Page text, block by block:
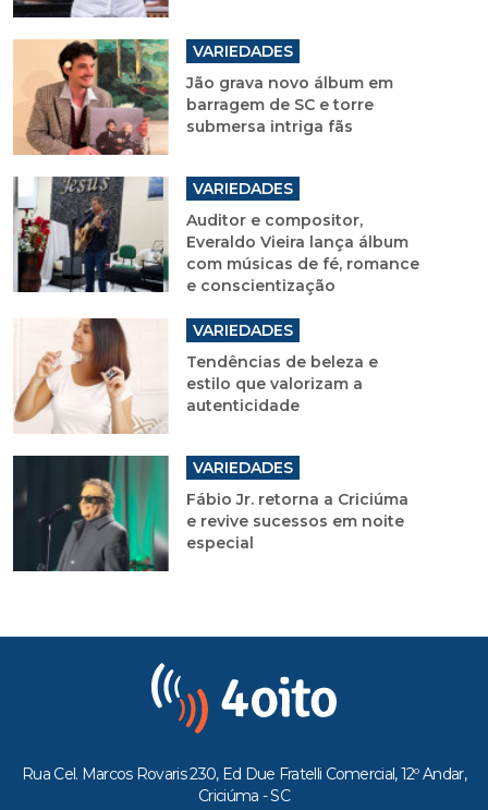
VARIEDADES
Jão grava novo álbum em
barragem de SC e torre
submersa intriga fãs
VARIEDADES
Auditor e compositor,
Everaldo Vieira lança álbum
com músicas de fé, romance
e conscientização
VARIEDADES
Tendências de beleza e
estilo que valorizam a
autenticidade
VARIEDADES
Fábio Jr. retorna a Criciúma
e revive sucessos em noite
especial
Rua Cel. Marcos Rovaris 230, Ed Due Fratelli Comercial, 12º Andar,
Criciúma - SC